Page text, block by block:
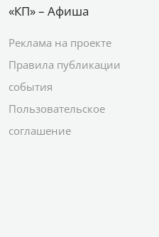
«КП» – Афиша
Реклама на проекте
Правила публикации
события
Пользовательское
соглашение